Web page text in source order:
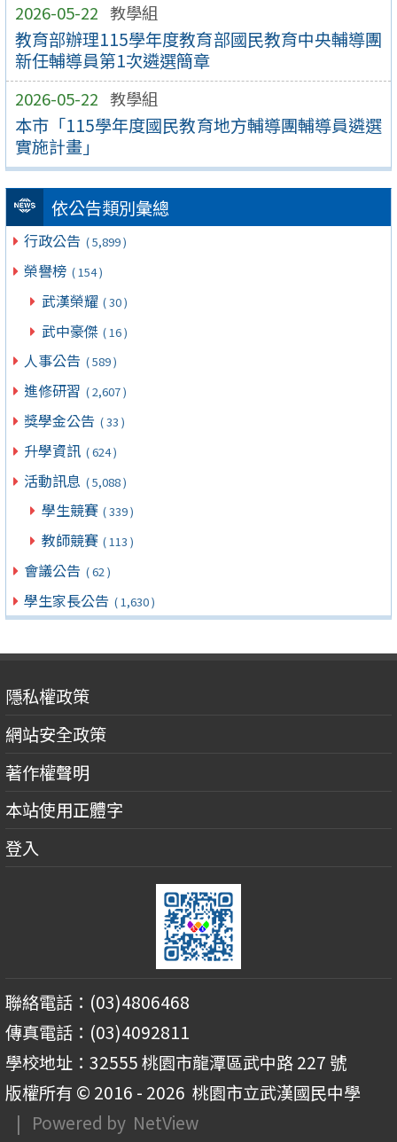
2026-05-22 教學組
教育部辦理115學年度教育部國民教育中央輔導團
新任輔導員第1次遴選簡章
2026-05-22 教學組
本市「115學年度國民教育地方輔導團輔導員遴選
實施計畫」
依公告類別彙總
行政公告 ( 5,899 )
榮譽榜 ( 154 )
武漢榮耀 ( 30 )
武中豪傑 ( 16 )
人事公告 ( 589 )
進修研習 ( 2,607 )
獎學金公告 ( 33 )
升學資訊 ( 624 )
活動訊息 ( 5,088 )
學生競賽 ( 339 )
教師競賽 ( 113 )
會議公告 ( 62 )
學生家長公告 ( 1,630 )
隱私權政策
網站安全政策
著作權聲明
本站使用正體字
登入
聯絡電話：(03)4806468
傳真電話：(03)4092811
學校地址：32555 桃園市龍潭區武中路 227 號
版權所有 © 2016 - 2026 桃園市立武漢國民中學
| Powered by NetView